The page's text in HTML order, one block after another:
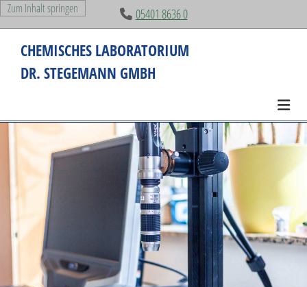
Zum Inhalt springen  05401 8636 0
CHEMISCHES LABORATORIUM
DR. STEGEMANN GMBH